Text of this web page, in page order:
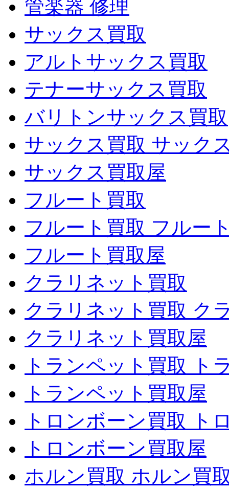
管楽器 修理
サックス買取
アルトサックス買取
テナーサックス買取
バリトンサックス買取
サックス買取 サック
サックス買取屋
フルート買取
フルート買取 フルー
フルート買取屋
クラリネット買取
クラリネット買取 ク
クラリネット買取屋
トランペット買取 ト
トランペット買取屋
トロンボーン買取 ト
トロンボーン買取屋
ホルン買取 ホルン買